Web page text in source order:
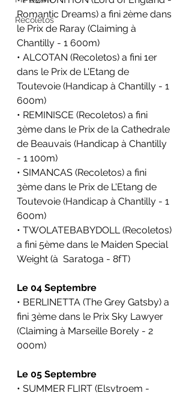
Recoletos
Romantic Dreams) a fini 2ème dans
le Prix de Raray (Claiming à
Chantilly - 1 600m)
• ALCOTAN (Recoletos) a fini 1er
dans le Prix de L'Etang de
Toutevoie (Handicap à Chantilly - 1
600m)
• REMINISCE (Recoletos) a fini
3ème dans le Prix de la Cathedrale
de Beauvais (Handicap à Chantilly
- 1 100m)
• SIMANCAS (Recoletos) a fini
3ème dans le Prix de L'Etang de
Toutevoie (Handicap à Chantilly - 1
600m)
• TWOLATEBABYDOLL (Recoletos)
a fini 5ème dans le Maiden Special
Weight (à  Saratoga - 8fT)
Le 04 Septembre
• BERLINETTA (The Grey Gatsby) a
fini 3ème dans le Prix Sky Lawyer
(Claiming à Marseille Borely - 2
000m)
Le 05 Septembre
• SUMMER FLIRT (Elsvtroem -